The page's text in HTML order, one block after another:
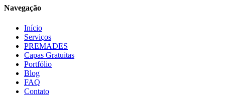
Navegação
Início
Serviços
PREMADES
Capas Gratuitas
Portfólio
Blog
FAQ
Contato